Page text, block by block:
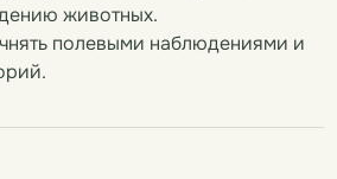
животных.
полевыми наблюдениями и